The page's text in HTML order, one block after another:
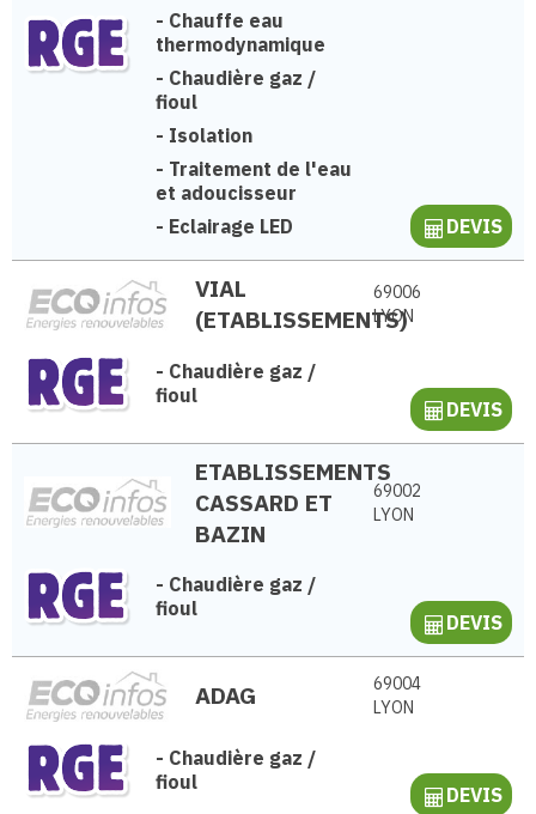
- Chauffe eau
thermodynamique
- Chaudière gaz /
fioul
- Isolation
- Traitement de l'eau
et adoucisseur
- Eclairage LED DEVIS
VIAL
(ETABLISSEMENTS)
69006
LYON
- Chaudière gaz /
fioul
DEVIS
ETABLISSEMENTS
CASSARD ET
BAZIN
69002
LYON
- Chaudière gaz /
fioul
DEVIS
ADAG
69004
LYON
- Chaudière gaz /
fioul
DEVIS